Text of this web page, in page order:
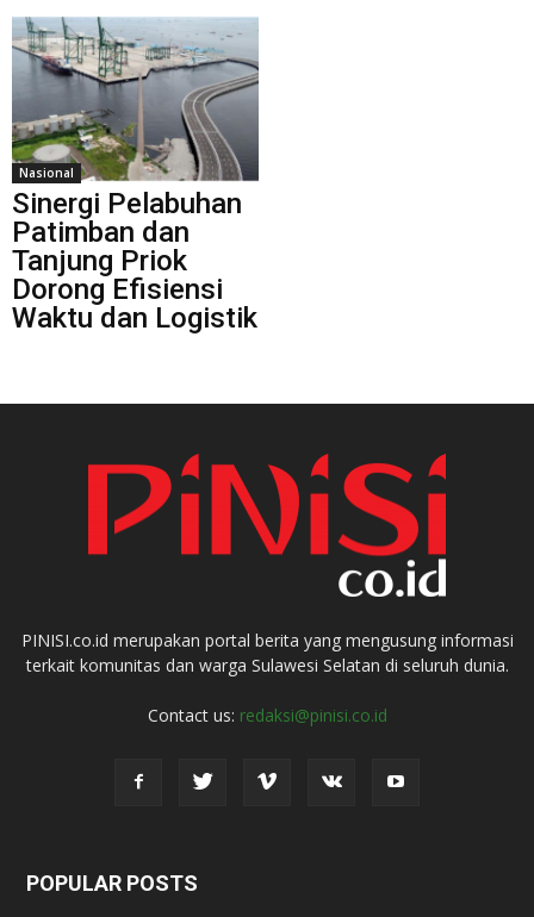
Nasional
Sinergi Pelabuhan
Patimban dan
Tanjung Priok
Dorong Efisiensi
Waktu dan Logistik
PINISI.co.id merupakan portal berita yang mengusung informasi
terkait komunitas dan warga Sulawesi Selatan di seluruh dunia.
Contact us: redaksi@pinisi.co.id
POPULAR POSTS